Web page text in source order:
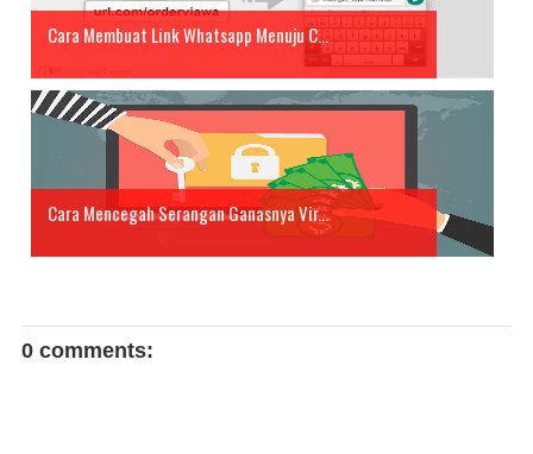
Cara Membuat Link Whatsapp Menuju C...
Cara Mencegah Serangan Ganasnya Vir...
0 comments: